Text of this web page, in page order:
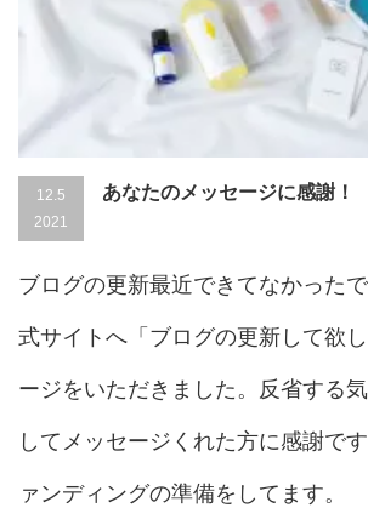
12.5
2021
あなたのメッセージに感謝！
ブログの更新最近できてなかった
式サイトへ「ブログの更新して欲
ージをいただきました。反省する
してメッセージくれた方に感謝で
ァンディングの準備をしてます。